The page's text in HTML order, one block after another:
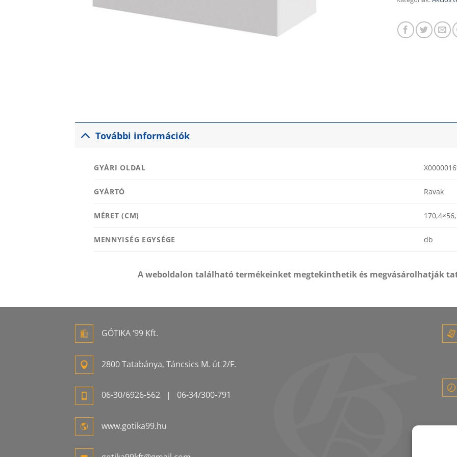
További információk
GYÁRI OLDAL
GYÁRTÓ Ravak
MÉRET (CM)
MENNYISÉG EGYSÉGE db
A weboldalon található termékeinket megtekinthetik és megvásárolhatják
GÓTIKA ‘99 Kft.
2800 Tatabánya, Táncsics M. út 2/F.
06-30/6926-562 | 06-34/300-791
www.gotika99.hu